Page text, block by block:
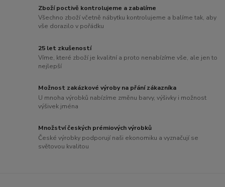
Zboží poctivě kontrolujeme a zabalíme
Všechno zboží včetně nábytku kontrolujeme a balíme tak, aby
vše dorazilo v pořádku
25 let zkušeností
Víme, které zboží je kvalitní a proto nenabízíme vše, ale jen to
nejlepší
Možnost zakázkové výroby na přání zákazníka
U mnoha výrobků nabízíme změnu barvy, výšivky i možnost
výšivek jména
Množství českých prémiových výrobků
České výrobky podporují naši ekonomiku a vyznačují se
světovou kvalitou